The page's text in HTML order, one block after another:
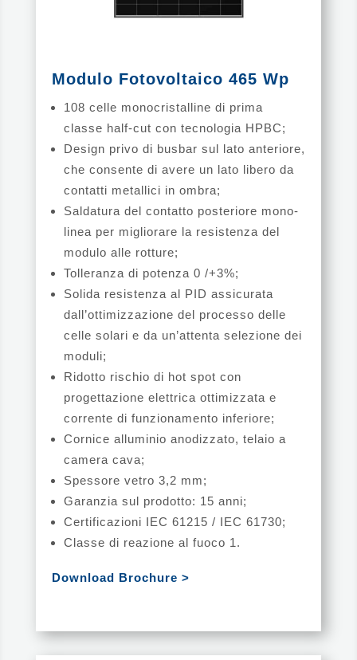
Modulo Fotovoltaico 465 Wp
108 celle monocristalline di prima
classe half-cut con tecnologia HPBC;
Design privo di busbar sul lato anteriore,
che consente di avere un lato libero da
contatti metallici in ombra;
Saldatura del contatto posteriore mono-
linea per migliorare la resistenza del
modulo alle rotture;
Tolleranza di potenza 0 /+3%;
Solida resistenza al PID assicurata
dall’ottimizzazione del processo delle
celle solari e da un’attenta selezione dei
moduli;
Ridotto rischio di hot spot con
progettazione elettrica ottimizzata e
corrente di funzionamento inferiore;
Cornice alluminio anodizzato, telaio a
camera cava;
Spessore vetro 3,2 mm;
Garanzia sul prodotto: 15 anni;
Certificazioni IEC 61215 / IEC 61730;
Classe di reazione al fuoco 1.
Download Brochure >